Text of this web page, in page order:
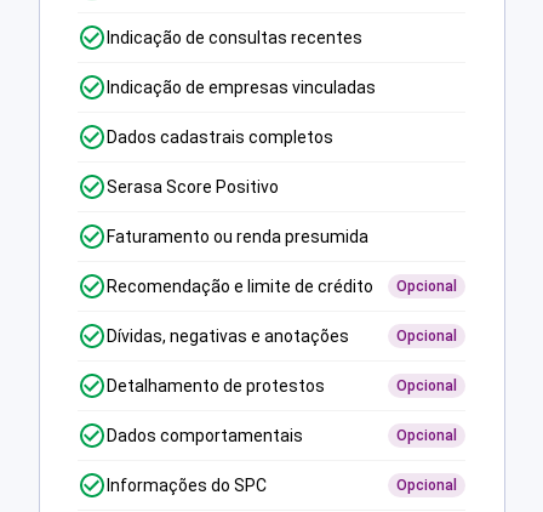
Indicação de consultas recentes
Indicação de empresas vinculadas
Dados cadastrais completos
Serasa Score Positivo
Faturamento ou renda presumida
Recomendação e limite de crédito Opcional
Dívidas, negativas e anotações Opcional
Detalhamento de protestos Opcional
Dados comportamentais Opcional
Informações do SPC Opcional